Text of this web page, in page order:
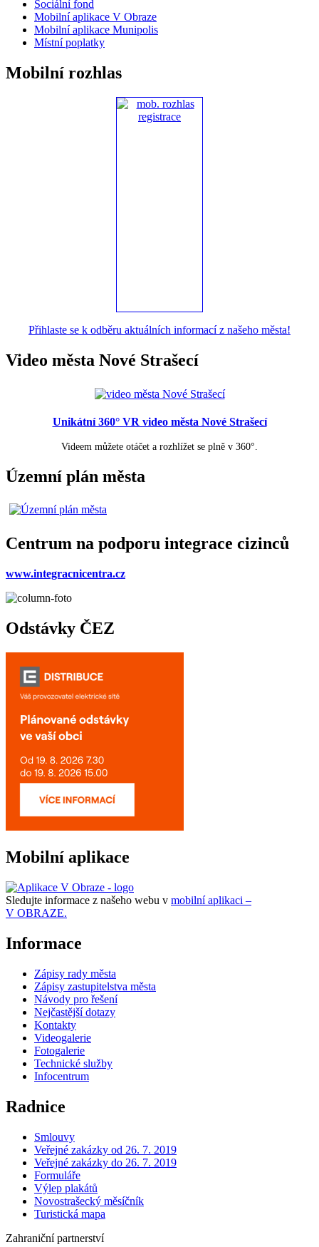
Sociální fond
Mobilní aplikace V Obraze
Mobilní aplikace Munipolis
Místní poplatky
Mobilní rozhlas
Přihlaste se k odběru aktuálních informací z našeho města!
Video města Nové Strašecí
Unikátní 360° VR video města Nové Strašecí
Videem můžete otáčet a rozhlížet se plně v 360°.
Územní plán města
Centrum na podporu integrace cizinců
www.integracnicentra.cz
Odstávky ČEZ
Mobilní aplikace
Sledujte informace z našeho webu v mobilní aplikaci –
V OBRAZE.
Informace
Zápisy rady města
Zápisy zastupitelstva města
Návody pro řešení
Nejčastější dotazy
Kontakty
Videogalerie
Fotogalerie
Technické služby
Infocentrum
Radnice
Smlouvy
Veřejné zakázky od 26. 7. 2019
Veřejné zakázky do 26. 7. 2019
Formuláře
Výlep plakátů
Novostrašecký měsíčník
Turistická mapa
Zahraniční partnerství